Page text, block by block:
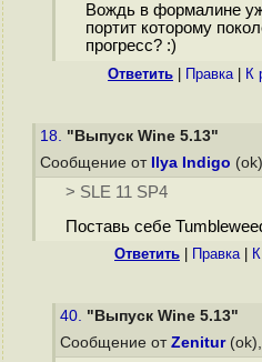
Вождь в формалине
портит которому
прогресс? :)
Ответить Правка| К
18. "Выпуск Wine 5.13"
Сообщение от
Ilya Indigo
> SLE 11 SP4
Поставь себе
Ответить Правка|
40. "Выпуск Wine 5.13"
Сообщение от Zenitur